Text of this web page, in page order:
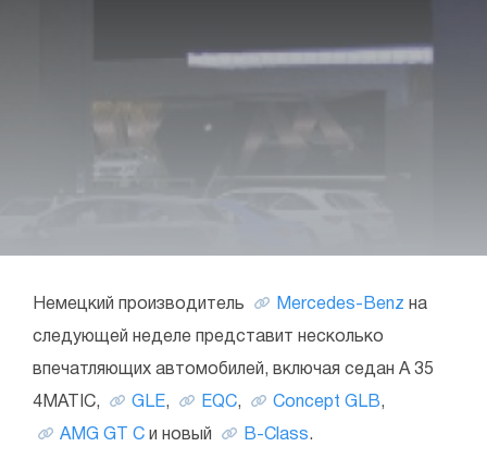
Немецкий производитель Mercedes-Benz на
следующей неделе представит несколько
впечатляющих автомобилей, включая седан A 35
4MATIC, GLE, EQC, Concept GLB,
AMG GT C и новый B-Class.